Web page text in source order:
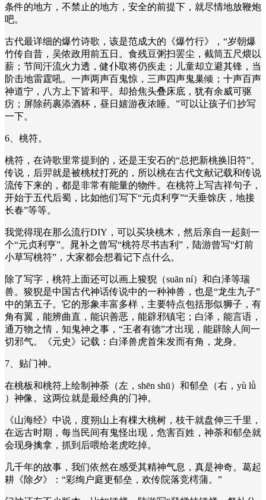
条件的地方，不禁止的地方，安全的前提下，就尽情地放鞭炮
吧。
古代最详细的爆竹诗歌，该是范成大的《爆竹行》，“岁朝爆
竹传自昔，吴侬政用前五日。食残豆粥扫罢尘，截筒五尺煨以
薪；节间汗流火力透，健仆取将仍疾走；儿童却立避其锋，当
阶击地雷霆吼。一声两声百鬼惊，三声四声鬼巢倾；十声百声
神道宁，八方上下皆和平。却拾焦头叠床底，犹有余威可驱
疠；屏除药裹添酒杯，昼日嬉游夜浓睡。”可以让孩子们抄写
一下。
6、桃符。
桃符，在诗歌里常提到的，还是王安石的“总把新桃换旧符”。
传说，后羿就是被桃杖打死的，所以桃在古代文献记载和传说
流传下来的，都是非常有能量的物件。在桃符上写吉祥句子，
开始于五代后蜀，比如他们写下“元贞利亨”“天垂馀庆，地接
长春”等等。
我觉得现在那么流行DIY，可以买块桃木，然后亲自一起刻一
个“元贞利亨”。晁补之曾写“桃符尽书吉利”，陆游曾写“灯前
小草写桃符”，大家都会想着记下点什么。
除了写字，桃符上面还可以画上‌狻猊（suān ní）和白泽等瑞
兽。狻猊是中国古代神话传说中的一种神兽，也是“龙生九子”
中的第五子。它的形象丰富多样，主要特点包括形似狮子，有
角有翼，能辨曲直，能识善恶，能辟邪镇宅；白泽，能言语，
通万物之情，知鬼神之事，“王者有德”才出现，能辟除人间一
切邪气。《元史》记载：白泽兽虎首朱发而有角，龙身。
7、贴门神。
在桃板和桃符上绘制神荼（左，shēn shū）和郁垒（右，yù lǜ
）神像。这两位就是最经典的门神。
《山海经》中说，度朔山上有棵大桃树，枝干就盘伸三千里，
在远古时期，每当民间有鬼怪出现，危害百姓，神荼和郁垒就
会现身擒拿，抓到后喂给老虎吃掉。
几千年的故事，我们依然在感受其精神气息，真是神奇。葛起
耕《除夕》：“彩绚户庭更郁垒，欢传院落竞樗蒲。”